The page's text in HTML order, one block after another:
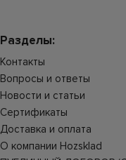
Разделы:
Контакты
Вопросы и ответы
Новости и статьи
Сертификаты
Доставка и оплата
О компании Hozsklad